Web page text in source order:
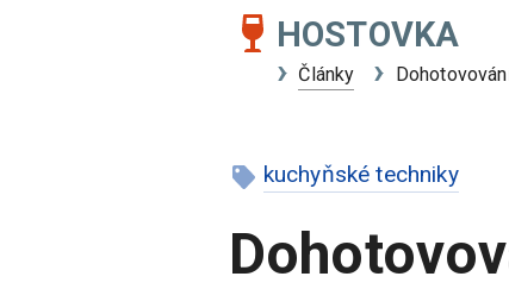
HOSTOVKA
Články
kuchyňské techniky